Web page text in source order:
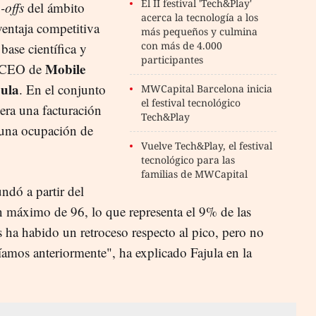
El II festival 'Tech&Play'
acerca la tecnología a los
más pequeños y culmina
con más de 4.000
participantes
MWCapital Barcelona inicia
el festival tecnológico
Tech&Play
Vuelve Tech&Play, el festival
tecnológico para las
familias de MWCapital
offs del ámbito
competitiva
científica y
de Mobile
. En el conjunto
una facturación
ocupación de
a partir del
de 96, lo que representa el 9% de las
ha habido un retroceso respecto al pico, pero no
anteriormente", ha explicado Fajula en la